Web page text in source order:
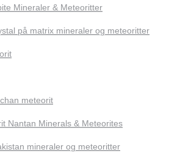
Mineraler & Meteoritter
på matrix mineraler og meteoritter
meteorit
Nantan Minerals & Meteorites
mineraler og meteoritter